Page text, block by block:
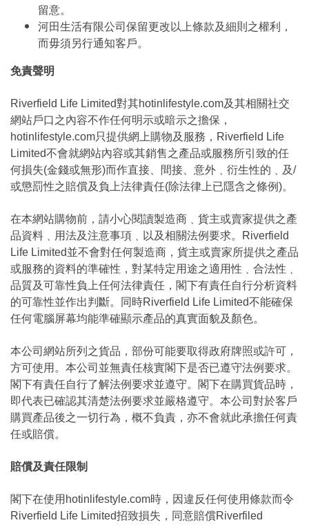
留意。
河田生活有限公司保留更改以上條款及細則之權利，
而毋須另行通知客戶。
免責聲明
Riverfield Life Limited對其hotinlifestyle.com及其相關社交
網站戶口之內容不作任何明示或暗示之擔保，
hotinlifestyle.com只提供網上購物及服務，Riverfield Life
Limited不會就網站內容或其銷售之產品或服務所引致的任
何損失(金錢或無形)而作直接、間接、意外﹑衍生性的﹑及/
或懲罰性之賠償及負上法律責任(除法律上已隱含之條例)。
在本網站購物前，請小心閱讀製造商﹑貨主或賣家提供之產
品資料﹑用法及注意事項﹑以及相關法例要求。Riverfield
Life Limited並不會對任何製造商，貨主或賣家所提供之產品
或服務的資料的準確性，對某特定用途之適用性﹑合法性﹑
品質及可靠性負上任何法律責任，閣下有責任自行分析資料
的可靠性並作出判斷。同時Riverfield Life Limited不能確保
任何電腦屏幕均能準確顯示產品的真實面貌及顏色。
本公司網站所列之貨品，部份可能要取得政府牌照或許可，
方可使用。本公司並無責任核實閣下是否已遵守法例要求。
閣下有責任自行了解法例要求並遵守。閣下在購買貨品時，
即代表已確認其清楚法例要求並嚴格遵守。本公司對於客戶
購買產品後之一切行為，概不負責，亦不會就此承擔任何責
任或賠償。
賠償及責任限制
閣下在使用hotinlifestyle.com時，因違反任何使用條款而令
Riverfield Life Limited招致損失，同意賠償Riverfiled